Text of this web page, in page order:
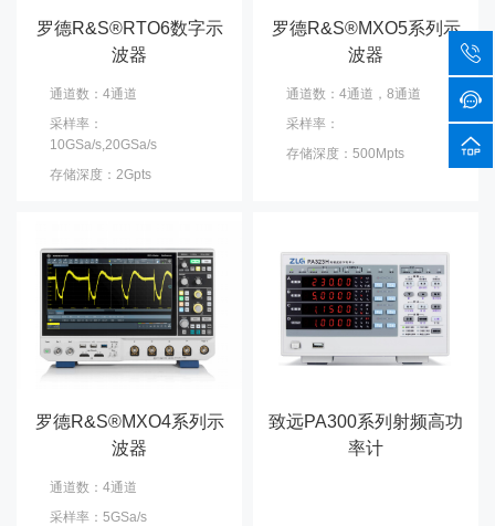
罗德R&S®RTO6数字示
波器
通道数：4通道
采样率：
10GSa/s,20GSa/s
存储深度：2Gpts
罗德R&S®MXO5系列示
波器
通道数：4通道，8通道
采样率：
存储深度：500Mpts
罗德R&S®MXO4系列示
波器
通道数：4通道
采样率：5GSa/s
致远PA300系列射频高功
率计